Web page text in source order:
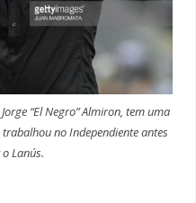
“El Negro” Almiron, tem uma
no Independiente antes
Lanús.